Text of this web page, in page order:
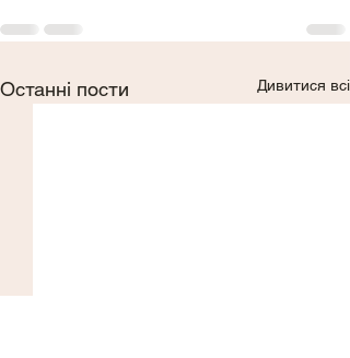
Останні пости Дивитися всі